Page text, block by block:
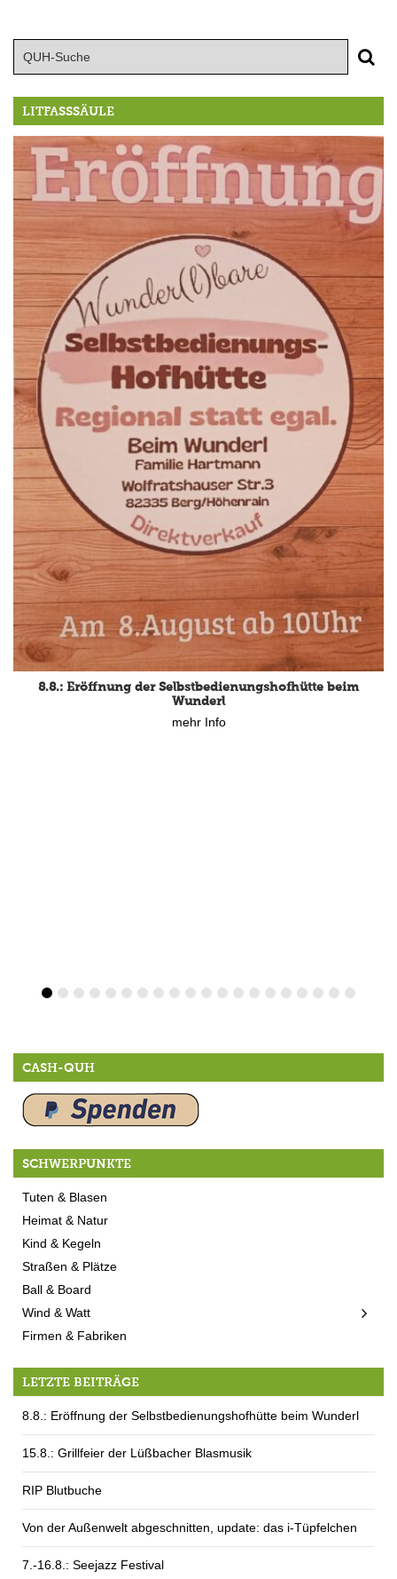
LITFASSSÄULE
8.8.: Eröffnung der Selbstbedienungshofhütte beim
Wunderl
mehr Info
CASH-QUH
SCHWERPUNKTE
Tuten & Blasen
Heimat & Natur
Kind & Kegeln
Straßen & Plätze
Ball & Board
Wind & Watt
Firmen & Fabriken
LETZTE BEITRÄGE
8.8.: Eröffnung der Selbstbedienungshofhütte beim Wunderl
15.8.: Grillfeier der Lüßbacher Blasmusik
RIP Blutbuche
Von der Außenwelt abgeschnitten, update: das i-Tüpfelchen
7.-16.8.: Seejazz Festival